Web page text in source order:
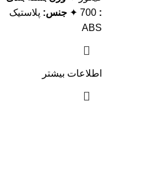
:
جنس: پلاستیک
ABS
اطلاعات بیشتر